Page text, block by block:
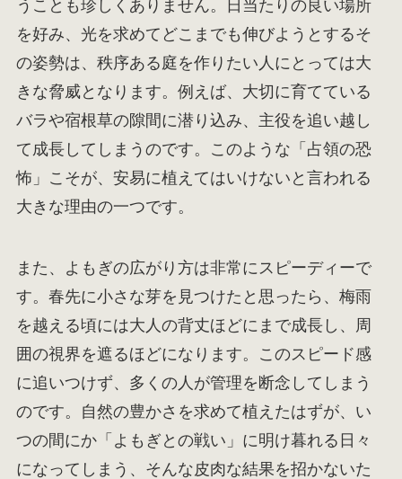
うことも珍しくありません。日当たりの良い場所
を好み、光を求めてどこまでも伸びようとするそ
の姿勢は、秩序ある庭を作りたい人にとっては大
きな脅威となります。例えば、大切に育てている
バラや宿根草の隙間に潜り込み、主役を追い越し
て成長してしまうのです。このような「占領の恐
怖」こそが、安易に植えてはいけないと言われる
大きな理由の一つです。
また、よもぎの広がり方は非常にスピーディーで
す。春先に小さな芽を見つけたと思ったら、梅雨
を越える頃には大人の背丈ほどにまで成長し、周
囲の視界を遮るほどになります。このスピード感
に追いつけず、多くの人が管理を断念してしまう
のです。自然の豊かさを求めて植えたはずが、い
つの間にか「よもぎとの戦い」に明け暮れる日々
になってしまう、そんな皮肉な結果を招かないた